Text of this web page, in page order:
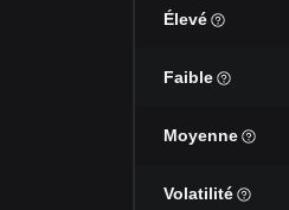
Élevé
Faible
Moyenne
Volatilité